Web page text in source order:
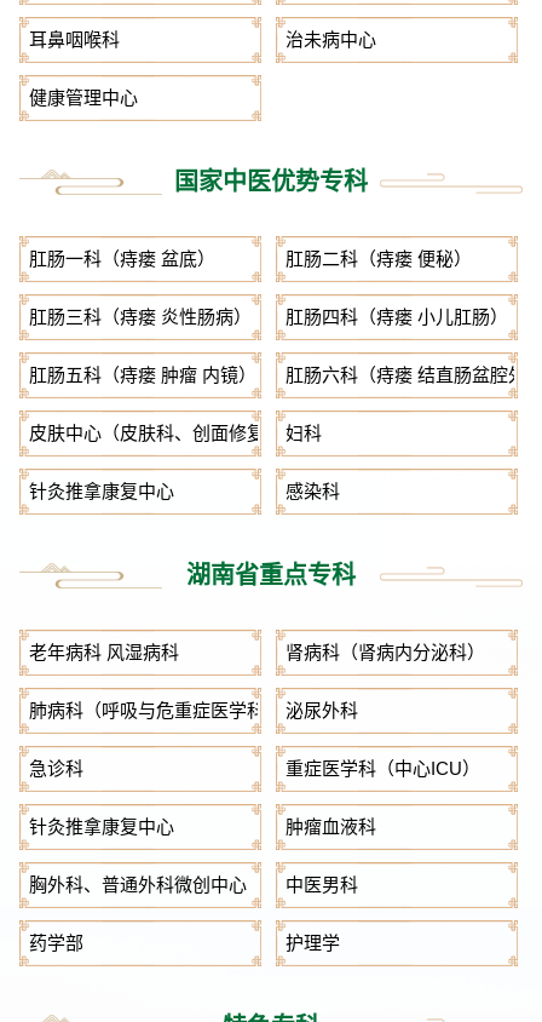
耳鼻咽喉科 治未病中心
健康管理中心
国家中医优势专科
肛肠一科（痔瘘 盆底） 肛肠二科（痔瘘 便秘）
肛肠三科（痔瘘 炎性肠病） 肛肠四科（痔瘘 小儿肛肠）
肛肠五科（痔瘘 肿瘤 内镜） 肛肠六科（痔瘘 结直肠盆腔外
皮肤中心（皮肤科、创面修复科）妇科
针灸推拿康复中心 感染科
湖南省重点专科
老年病科 风湿病科 肾病科（肾病内分泌科）
肺病科（呼吸与危重症医学科） 泌尿外科
急诊科 重症医学科（中心ICU）
针灸推拿康复中心 肿瘤血液科
胸外科、普通外科微创中心 中医男科
药学部 护理学